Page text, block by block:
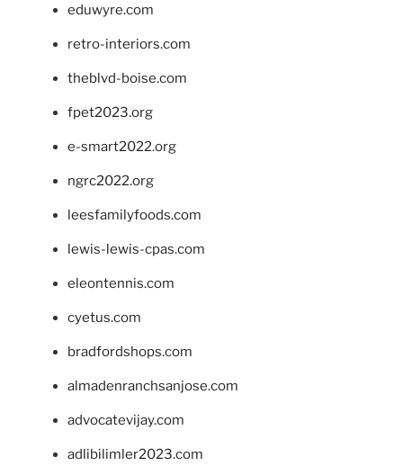
eduwyre.com
retro-interiors.com
theblvd-boise.com
fpet2023.org
e-smart2022.org
ngrc2022.org
leesfamilyfoods.com
lewis-lewis-cpas.com
eleontennis.com
cyetus.com
bradfordshops.com
almadenranchsanjose.com
advocatevijay.com
adlibilimler2023.com